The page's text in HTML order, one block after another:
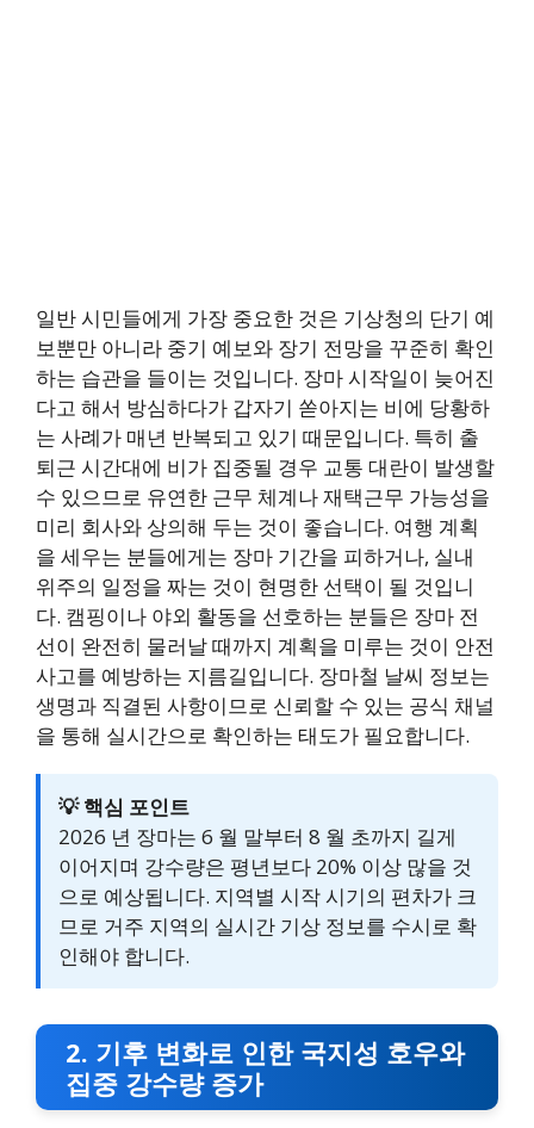
일반 시민들에게 가장 중요한 것은 기상청의 단기 예
보뿐만 아니라 중기 예보와 장기 전망을 꾸준히 확인
하는 습관을 들이는 것입니다. 장마 시작일이 늦어진
다고 해서 방심하다가 갑자기 쏟아지는 비에 당황하
는 사례가 매년 반복되고 있기 때문입니다. 특히 출
퇴근 시간대에 비가 집중될 경우 교통 대란이 발생할
수 있으므로 유연한 근무 체계나 재택근무 가능성을
미리 회사와 상의해 두는 것이 좋습니다. 여행 계획
을 세우는 분들에게는 장마 기간을 피하거나, 실내
위주의 일정을 짜는 것이 현명한 선택이 될 것입니
다. 캠핑이나 야외 활동을 선호하는 분들은 장마 전
선이 완전히 물러날 때까지 계획을 미루는 것이 안전
사고를 예방하는 지름길입니다. 장마철 날씨 정보는
생명과 직결된 사항이므로 신뢰할 수 있는 공식 채널
을 통해 실시간으로 확인하는 태도가 필요합니다.
💡 핵심 포인트
2026 년 장마는 6 월 말부터 8 월 초까지 길게
이어지며 강수량은 평년보다 20% 이상 많을 것
으로 예상됩니다. 지역별 시작 시기의 편차가 크
므로 거주 지역의 실시간 기상 정보를 수시로 확
인해야 합니다.
2. 기후 변화로 인한 국지성 호우와
집중 강수량 증가